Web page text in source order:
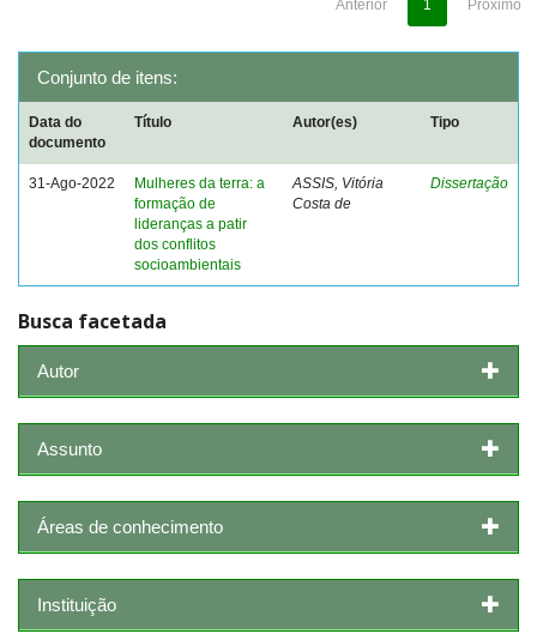
Anterior 1 Próximo
Conjunto de itens:
Data do
documento
Título Autor(es) Tipo
31-Ago-2022
Mulheres da terra: a
formação de
lideranças a patir
dos conflitos
socioambientais
ASSIS, Vitória
Costa de
Dissertação
Busca facetada
Autor
Assunto
Áreas de conhecimento
Instituição